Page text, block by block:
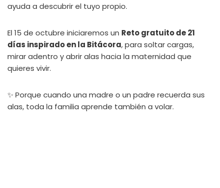
ayuda a descubrir el tuyo propio.
El 15 de octubre iniciaremos un Reto gratuito de 21
días inspirado en la Bitácora, para soltar cargas,
mirar adentro y abrir alas hacia la maternidad que
quieres vivir.
✨ Porque cuando una madre o un padre recuerda sus
alas, toda la familia aprende también a volar.